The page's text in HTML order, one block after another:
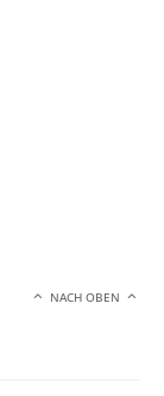
NACH OBEN